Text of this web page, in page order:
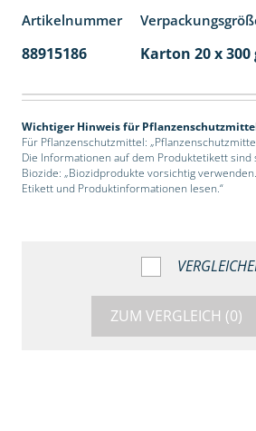
Artikelnummer
88915186 Karton 20 x 300
Wichtiger Hinweis für
Für Pflanzenschutzmittel:
Die Informationen auf dem Produktetikett sind
Biozide: „Biozidprodukte vorsichtig
Etikett und Produktinformationen lesen.“
ZUM VERGLEICH (0)